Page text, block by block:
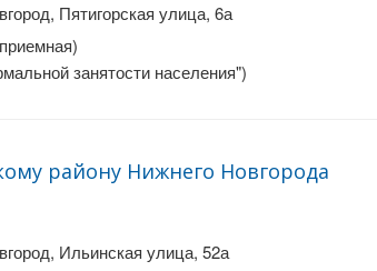
Пятигорская улица, 6а
занятости населения")
району Нижнего Новгорода
Ильинская улица, 52а